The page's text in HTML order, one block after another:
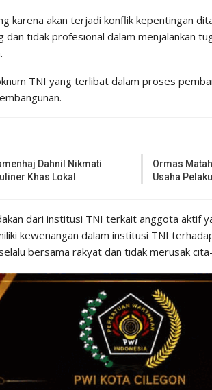
karena akan terjadi konflik kepentingan
dan tidak profesional dalam menjalankan
TNI yang terlibat dalam proses
Dahnil Nikmati
Khas Lokal
Ormas
Usaha
dari institusi TNI terkait anggota aktif
kewenangan dalam institusi TNI
bersama rakyat dan tidak merusak